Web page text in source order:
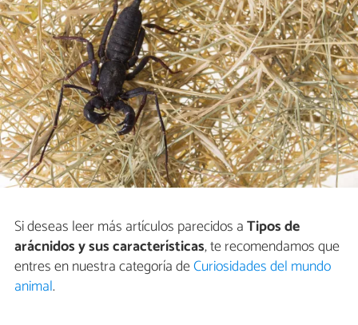
Si deseas leer más artículos parecidos aTipos de
arácnidos y sus características, te recomendamos que
entres en nuestra categoría deCuriosidades del mundo
animal.